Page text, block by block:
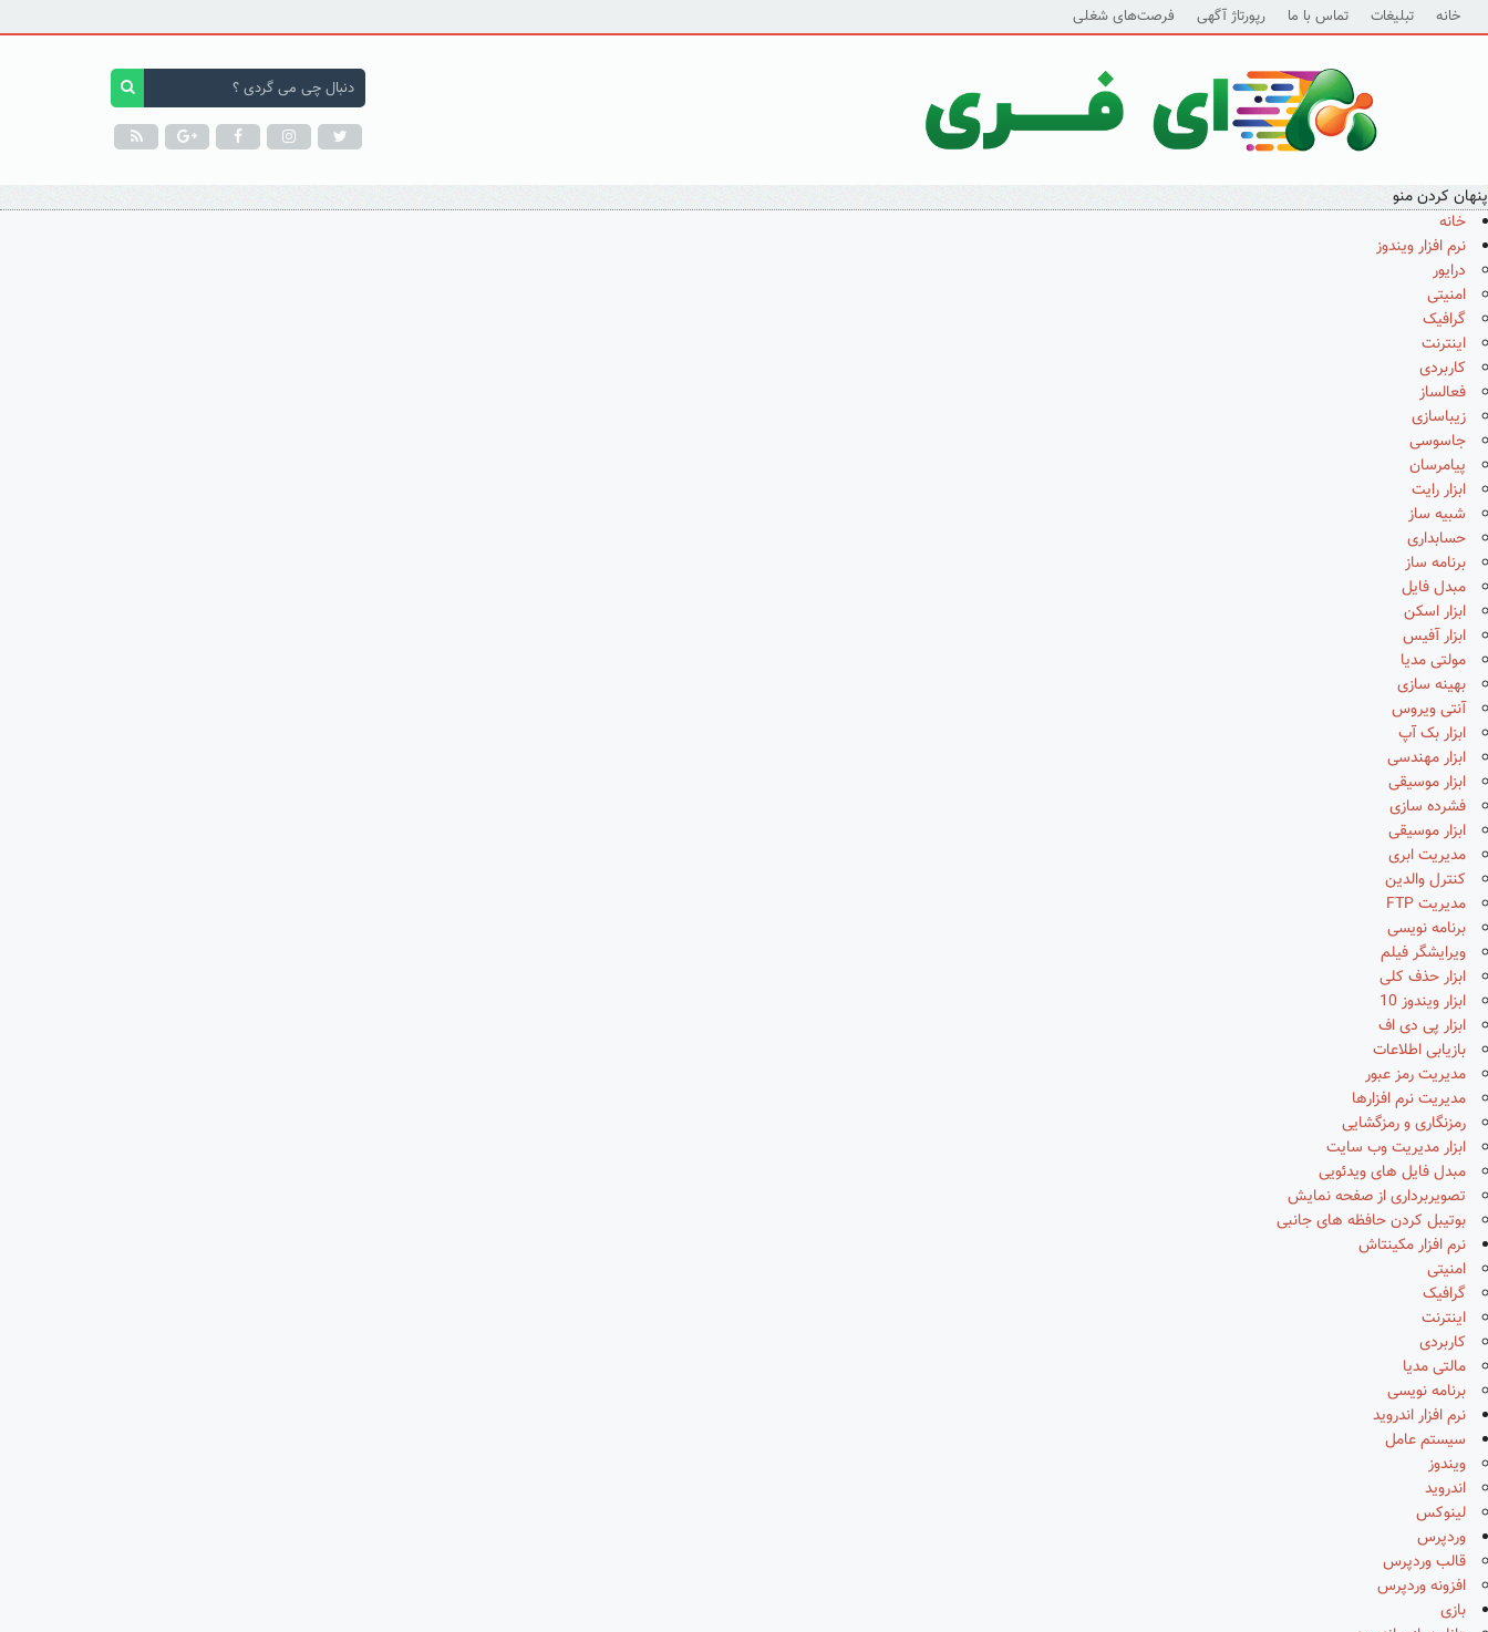
خانه تبلیغات تماس با ما رپورتاژ آگهی فرصت‌های شغلی
پنهان کردن منو
خانه
نرم افزار ویندوز
درایور
امنیتی
گرافیک
اینترنت
کاربردی
فعالساز
زیباسازی
جاسوسی
پیامرسان
ابزار رایت
شبیه ساز
حسابداری
برنامه ساز
مبدل فایل
ابزار اسکن
ابزار آفیس
مولتی مدیا
بهینه سازی
آنتی ویروس
ابزار بک آپ
ابزار مهندسی
ابزار موسیقی
فشرده سازی
ابزار موسیقی
مدیریت ابری
کنترل والدین
مدیریت FTP
برنامه نویسی
ویرایشگر فیلم
ابزار حذف کلی
ابزار ویندوز 10
ابزار پی دی اف
بازیابی اطلاعات
مدیریت رمز عبور
مدیریت نرم افزارها
رمزنگاری و رمزگشایی
ابزار مدیریت وب سایت
مبدل فایل های ویدئویی
تصویربرداری از صفحه نمایش
بوتیبل کردن حافظه های جانبی
نرم افزار مکینتاش
امنیتی
گرافیک
اینترنت
کاربردی
مالتی مدیا
برنامه نویسی
نرم افزار اندروید
سیستم عامل
ویندوز
اندروید
لینوکس
وردپرس
قالب وردپرس
افزونه وردپرس
بازی